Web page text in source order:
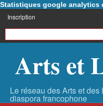
Statistiques google analytics
Inscription
Arts et